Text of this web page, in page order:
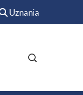
Uznania